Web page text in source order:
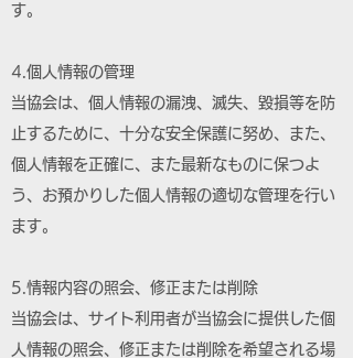
す。
4.個人情報の管理
当協会は、個人情報の漏洩、滅失、毀損等を防
止するために、十分な安全保護に努め、また、
個人情報を正確に、また最新なものに保つよ
う、お預かりした個人情報の適切な管理を行い
ます。
5.情報内容の照会、修正または削除
当協会は、サイト利用者が当協会に提供した個
人情報の照会、修正または削除を希望される場